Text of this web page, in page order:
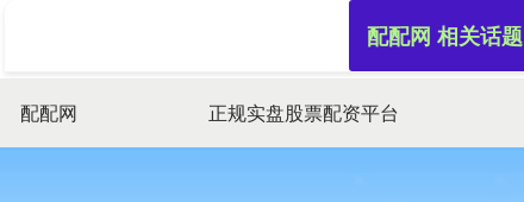
配配网 正规实盘股票配资平台
配配网 相关话题